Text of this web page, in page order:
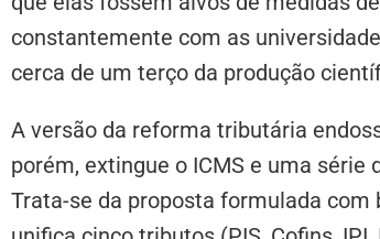
constantemente com as
cerca de um terço da produção
A versão da reforma tributária
porém, extingue o ICMS e uma série
Trata-se da proposta formulada com